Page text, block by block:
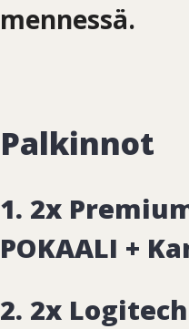
mennessä.
Palkinnot
1. 2x
POKAALI +
2. 2x